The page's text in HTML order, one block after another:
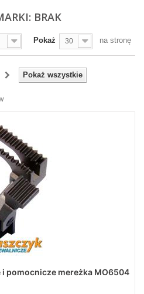
BRAK
Pokaż 30 na stronę
Pokaż wszystkie
pomocnicze mereżka MO6504